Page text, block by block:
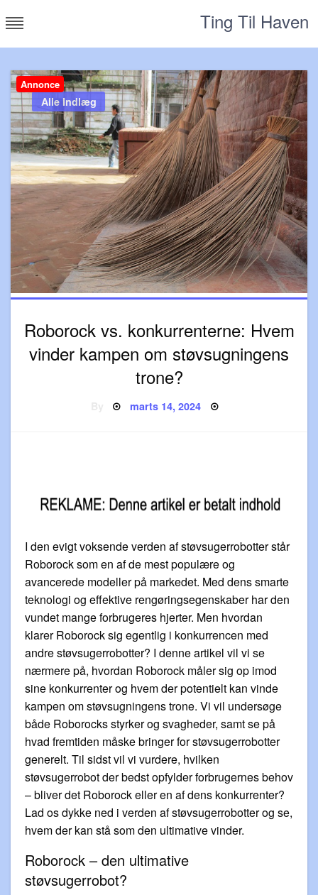
to
Ting Til Haven
Annonce
Alle Indlæg
Roborock vs. konkurrenterne: Hvem
vinder kampen om støvsugningens
trone?
Posted
marts 14, 2024
I den evigt voksende verden af støvsugerrobotter står
Roborock som en af de mest populære og
avancerede modeller på markedet. Med dens smarte
teknologi og effektive rengøringsegenskaber har den
vundet mange forbrugeres hjerter. Men hvordan
klarer Roborock sig egentlig i konkurrencen med
andre støvsugerrobotter? I denne artikel vil vi se
nærmere på, hvordan Roborock måler sig op imod
sine konkurrenter og hvem der potentielt kan vinde
kampen om støvsugningens trone. Vi vil undersøge
både Roborocks styrker og svagheder, samt se på
hvad fremtiden måske bringer for støvsugerrobotter
generelt. Til sidst vil vi vurdere, hvilken
støvsugerrobot der bedst opfylder forbrugernes behov
– bliver det Roborock eller en af dens konkurrenter?
Lad os dykke ned i verden af støvsugerrobotter og se,
hvem der kan stå som den ultimative vinder.
Roborock – den ultimative
støvsugerrobot?